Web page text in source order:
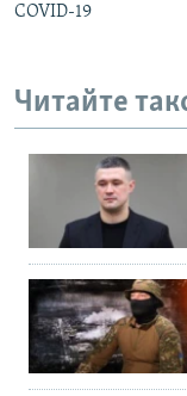
COVID-19
Читайте